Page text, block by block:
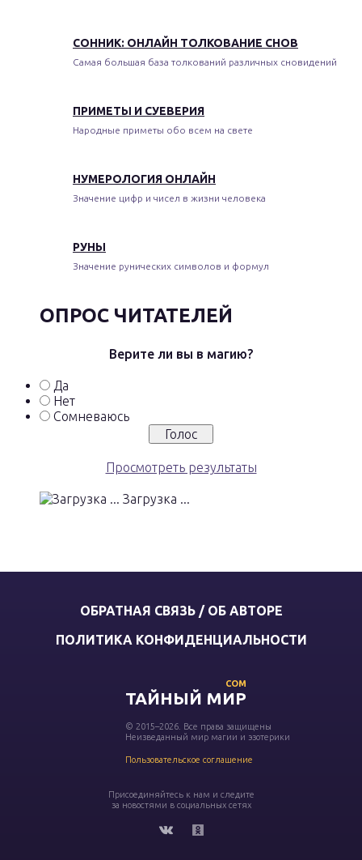
СОННИК: ОНЛАЙН ТОЛКОВАНИЕ СНОВ
Самая большая база толкований различных сновидений
ПРИМЕТЫ И СУЕВЕРИЯ
Народные приметы обо всем на свете
НУМЕРОЛОГИЯ ОНЛАЙН
Значение цифр и чисел в жизни человека
РУНЫ
Значение рунических символов и формул
ОПРОС ЧИТАТЕЛЕЙ
Верите ли вы в магию?
Да
Нет
Сомневаюсь
Просмотреть результаты
Загрузка ...
ОБРАТНАЯ СВЯЗЬ / ОБ АВТОРЕ
ПОЛИТИКА КОНФИДЕНЦИАЛЬНОСТИ
ТАЙНЫЙ МИР
COM
© 2015–2026. Все права защищены
Неизведанный мир магии и эзотерики
Пользовательское соглашение
Присоединяйтесь к нам и следите
за новостями в социальных сетях